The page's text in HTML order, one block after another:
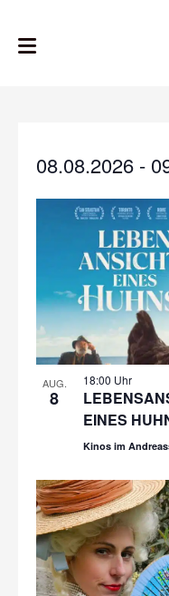
08.08.2026 -
AUG.
8
18:00 Uhr
EINES
Kinos im